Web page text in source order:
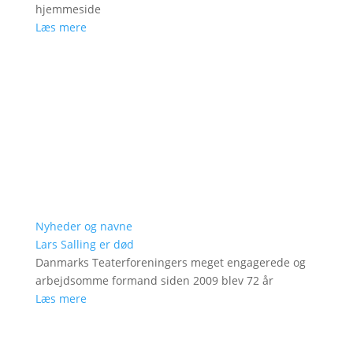
hjemmeside
Læs mere
Nyheder og navne
Lars Salling er død
Danmarks Teaterforeningers meget engagerede og
arbejdsomme formand siden 2009 blev 72 år
Læs mere